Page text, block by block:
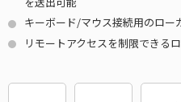
キーボード/マウス接続用のロー
リモートアクセスを制限できる